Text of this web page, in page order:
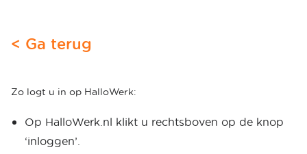
< Ga terug
Zo logt u in op HalloWerk:
Op HalloWerk.nl klikt u rechtsboven op de knop
‘inloggen’.